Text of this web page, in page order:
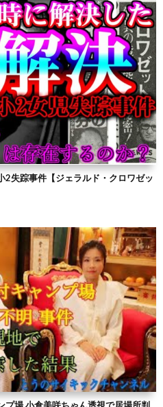
2失踪事件【ジェラルド・クロワゼッ